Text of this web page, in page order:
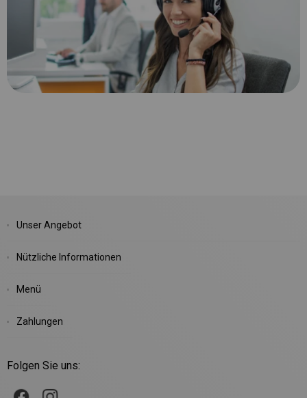
Unser Angebot
Nützliche Informationen
Menü
Zahlungen
Folgen Sie uns: